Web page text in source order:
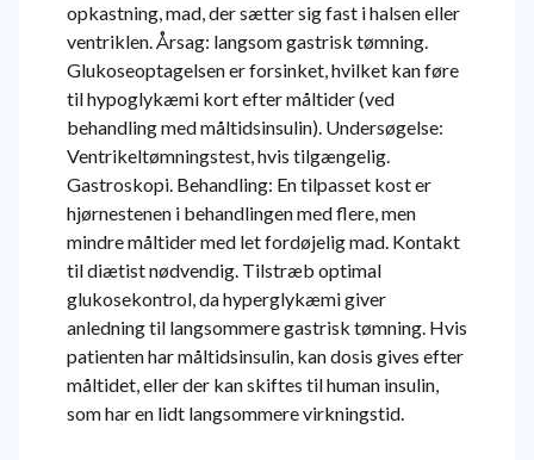
opkastning, mad, der sætter sig fast i halsen eller
ventriklen. Årsag: langsom gastrisk tømning.
Glukoseoptagelsen er forsinket, hvilket kan føre
til hypoglykæmi kort efter måltider (ved
behandling med måltidsinsulin). Undersøgelse:
Ventrikeltømningstest, hvis tilgængelig.
Gastroskopi. Behandling: En tilpasset kost er
hjørnestenen i behandlingen med flere, men
mindre måltider med let fordøjelig mad. Kontakt
til diætist nødvendig. Tilstræb optimal
glukosekontrol, da hyperglykæmi giver
anledning til langsommere gastrisk tømning. Hvis
patienten har måltidsinsulin, kan dosis gives efter
måltidet, eller der kan skiftes til human insulin,
som har en lidt langsommere virkningstid.